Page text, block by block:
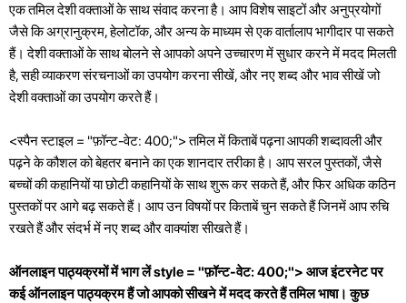
एक तमिल देशी वक्ताओं के साथ संवाद करना है। आप विशेष साइटों और अनुप्रयोगों
जैसे कि अग्रानुक्रम, हेलोटॉक, और अन्य के माध्यम से एक वार्तालाप भागीदार पा सकते
हैं। देशी वक्ताओं के साथ बोलने से आपको अपने उच्चारण में सुधार करने में मदद मिलती
है, सही व्याकरण संरचनाओं का उपयोग करना सीखें, और नए शब्द और भाव सीखें जो
देशी वक्ताओं का उपयोग करते हैं।
<स्पैन स्टाइल = "फ़ॉन्ट-वेट: 400;"> तमिल में किताबें पढ़ना आपकी शब्दावली और
पढ़ने के कौशल को बेहतर बनाने का एक शानदार तरीका है। आप सरल पुस्तकों, जैसे
बच्चों की कहानियों या छोटी कहानियों के साथ शुरू कर सकते हैं, और फिर अधिक कठिन
पुस्तकों पर आगे बढ़ सकते हैं। आप उन विषयों पर किताबें चुन सकते हैं जिनमें आप रुचि
रखते हैं और संदर्भ में नए शब्द और वाक्यांश सीखते हैं।
ऑनलाइन पाठ्यक्रमों में भाग लें style = "फ़ॉन्ट-वेट: 400;"> आज इंटरनेट पर
कई ऑनलाइन पाठ्यक्रम हैं जो आपको सीखने में मदद करते हैं तमिल भाषा। कुछ